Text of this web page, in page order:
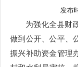
发布
为强化全县财
做到公开、公平、
振兴补助资金管理